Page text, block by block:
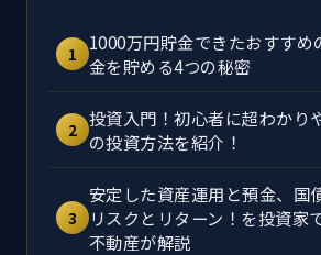
1
1000万円貯金できたおすすめ
金を貯める4つの秘密
2 投資入門！初心者に超わかり
の投資方法を紹介！
3
安定した資産運用と預金、国
リスクとリターン！を投資家
不動産が解説